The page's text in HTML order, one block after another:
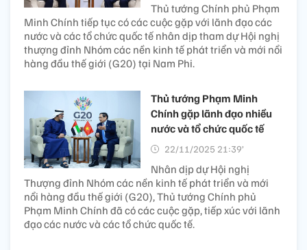
Thủ tướng Chính phủ Phạm
Minh Chính tiếp tục có các cuộc gặp với lãnh đạo các
nước và các tổ chức quốc tế nhân dịp tham dự Hội nghị
thượng đỉnh Nhóm các nền kinh tế phát triển và mới nổi
hàng đầu thế giới (G20) tại Nam Phi.
Thủ tướng Phạm Minh
Chính gặp lãnh đạo nhiều
nước và tổ chức quốc tế
22/11/2025 21:39’
Nhân dịp dự Hội nghị
Thượng đỉnh Nhóm các nền kinh tế phát triển và mới
nổi hàng đầu thế giới (G20), Thủ tướng Chính phủ
Phạm Minh Chính đã có các cuộc gặp, tiếp xúc với lãnh
đạo các nước và các tổ chức quốc tế.